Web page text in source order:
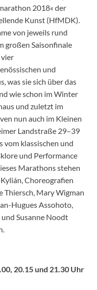
2018« der
Kunst (HfMDK).
von jeweils rund
großen Saisonfinale
vier
und
was sie sich über das
wie schon im Winter
und zuletzt im
nun auch im Kleinen
Landstraße 29–39
vom klassischen und
und Performance
Marathons stehen
Choreografien
Thiersch, Mary Wigman
Hugues Assohoto,
Susanne Noodt
20.15 und 21.30 Uhr